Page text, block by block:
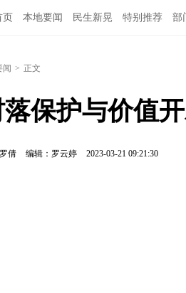
页 本地要闻 民生新晃 特别推荐 部
闻 > 正文
保护与价值
倩 编辑：罗云婷 2023-03-21 09:21:30